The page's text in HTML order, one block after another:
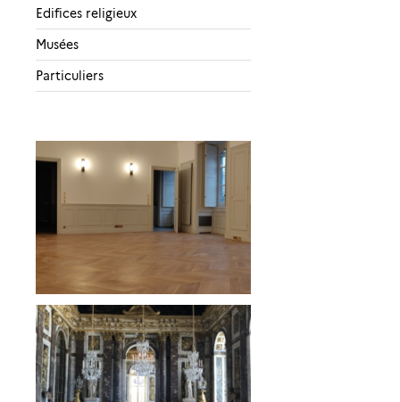
Edifices religieux
Musées
Particuliers